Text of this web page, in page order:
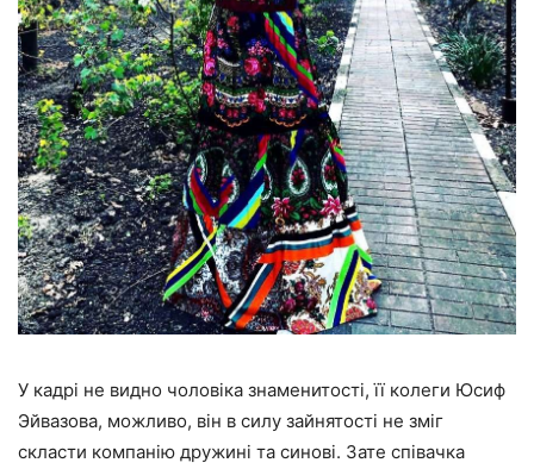
У кадрі не видно чоловіка знаменитості, її колеги Юсиф
Эйвазова, можливо, він в силу зайнятості не зміг
скласти компанію дружині та синові. Зате співачка